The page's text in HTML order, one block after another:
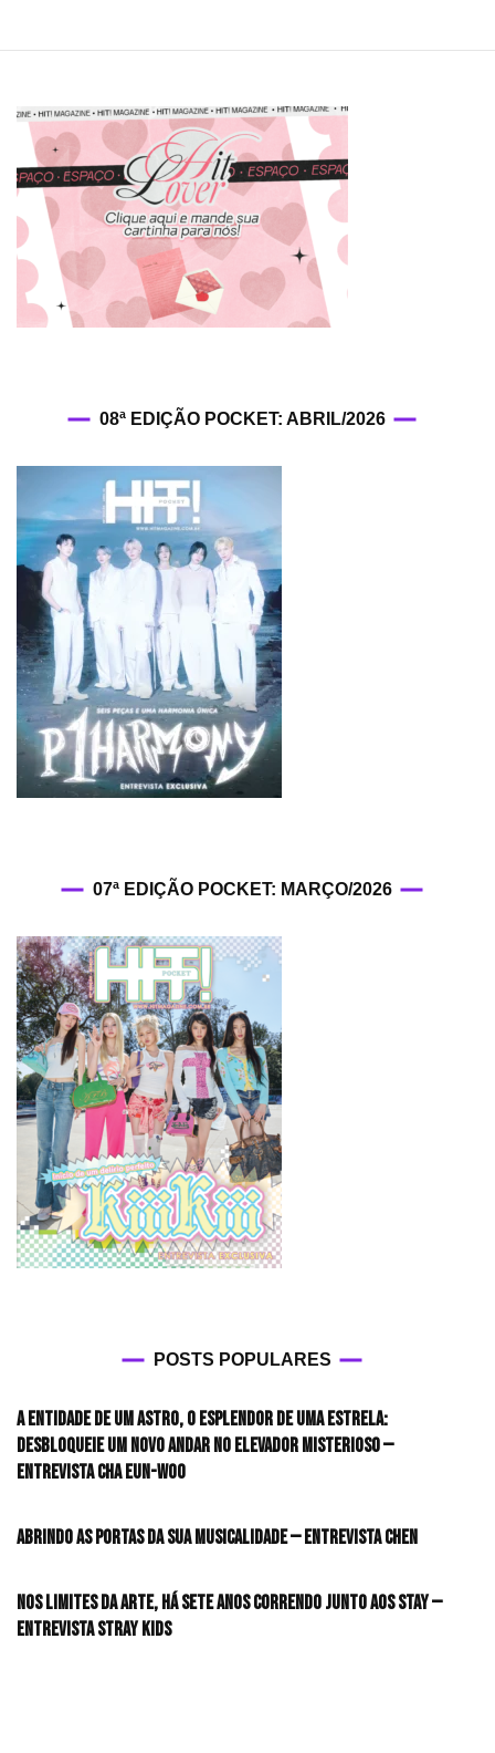
08ª EDIÇÃO POCKET: ABRIL/2026
07ª EDIÇÃO POCKET: MARÇO/2026
POSTS POPULARES
A entidade de um astro, o esplendor de uma estrela:
desbloqueie um novo andar no elevador misterioso —
Entrevista CHA EUN-WOO
Abrindo as portas da sua musicalidade — Entrevista CHEN
Nos limites da arte, há sete anos correndo junto aos STAY —
Entrevista Stray Kids